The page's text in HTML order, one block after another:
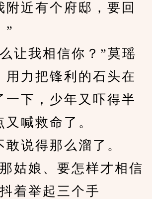
附近有个府邸，要回
”
我相信你？”莫瑶
用力把锋利的石头在
一下，少年又吓得半
喊救命了。
说得那么溜了。
娘、要怎样才相信
着举起三个手